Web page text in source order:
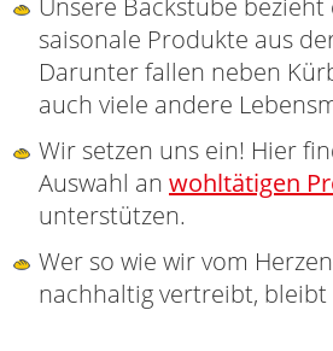
saisonale Produkte aus
Darunter fallen neben
auch viele andere
Wir setzen uns ein! Hier
Auswahl an wohltätigen
unterstützen.
Wer so wie wir vom
nachhaltig vertreibt,